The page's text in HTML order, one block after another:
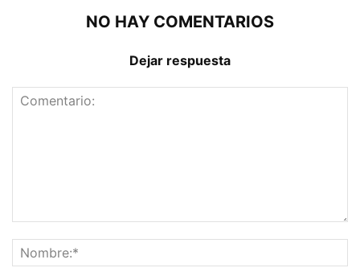
NO HAY COMENTARIOS
Dejar respuesta